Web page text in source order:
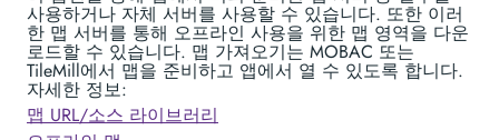
사용하거나 자체 서버를 사용할 수 있습니다. 또한 이러
한 맵 서버를 통해 오프라인 사용을 위한 맵 영역을 다운
로드할 수 있습니다. 맵 가져오기는 MOBAC 또는
TileMill에서 맵을 준비하고 앱에서 열 수 있도록 합니다.
자세한 정보:
맵 URL/소스 라이브러리